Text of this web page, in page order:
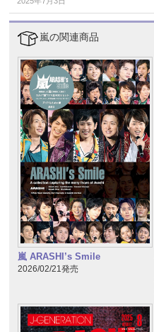
嵐の関連商品
嵐 ARASHI’s Smile
2026/02/21発売